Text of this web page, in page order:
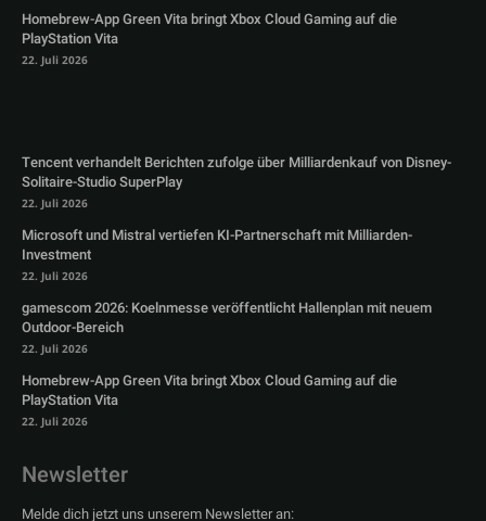
Homebrew-App Green Vita bringt Xbox Cloud Gaming auf die
PlayStation Vita
22. Juli 2026
Tencent verhandelt Berichten zufolge über Milliardenkauf von Disney-
Solitaire-Studio SuperPlay
22. Juli 2026
Microsoft und Mistral vertiefen KI-Partnerschaft mit Milliarden-
Investment
22. Juli 2026
gamescom 2026: Koelnmesse veröffentlicht Hallenplan mit neuem
Outdoor-Bereich
22. Juli 2026
Homebrew-App Green Vita bringt Xbox Cloud Gaming auf die
PlayStation Vita
22. Juli 2026
Newsletter
Melde dich jetzt uns unserem Newsletter an: